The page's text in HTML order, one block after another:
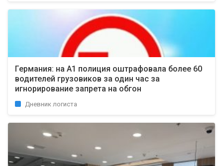
Германия: на А1 полиция оштрафовала более 60
водителей грузовиков за один час за
игнорирование запрета на обгон
Дневник логиста